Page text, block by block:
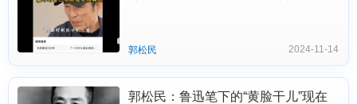
郭松民 2024-11-14
郭松民：鲁迅笔下的“黄脸干儿”现在